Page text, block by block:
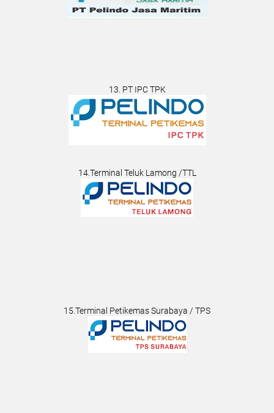
13. PT IPC TPK
14.Terminal Teluk Lamong /TTL
15.Terminal Petikemas Surabaya / TPS